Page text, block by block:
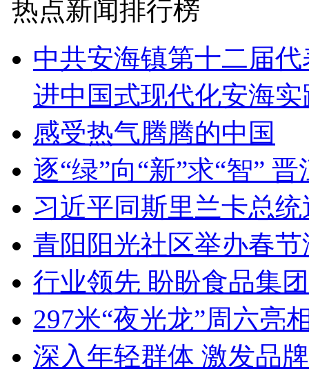
热点新闻排行榜
中共安海镇第十二届
进中国式现代化安海实
感受热气腾腾的中国
逐“绿”向“新”求“智”
习近平同斯里兰卡总
青阳阳光社区举办春
行业领先 盼盼食品集
297米“夜光龙”周六亮
深入年轻群体 激发品